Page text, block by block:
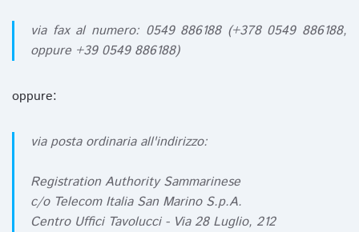
via fax al numero: 0549 886188 (+378 0549 886188,
oppure +39 0549 886188)
oppure:
via posta ordinaria all'indirizzo:
Registration Authority Sammarinese
c/o Telecom Italia San Marino S.p.A.
Centro Uffici Tavolucci - Via 28 Luglio, 212